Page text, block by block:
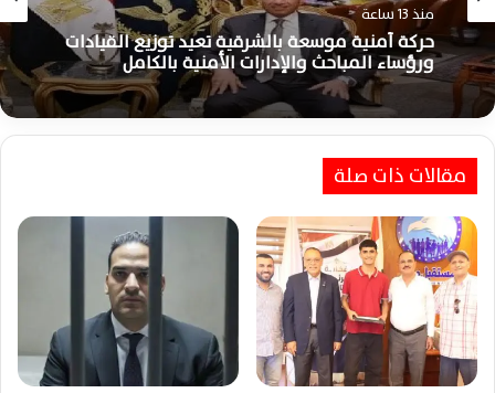
منذ 13 ساعة
حركة أمنية موسعة بالشرقية تعيد توزيع القيادات
ورؤساء المباحث والإدارات الأمنية بالكامل
مقالات ذات صلة